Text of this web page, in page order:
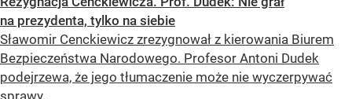
na prezydenta, tylko na siebie
Sławomir Cenckiewicz zrezygnował z kierowania Biurem
Bezpieczeństwa Narodowego. Profesor Antoni Dudek
podejrzewa, że jego tłumaczenie może nie wyczerpywać